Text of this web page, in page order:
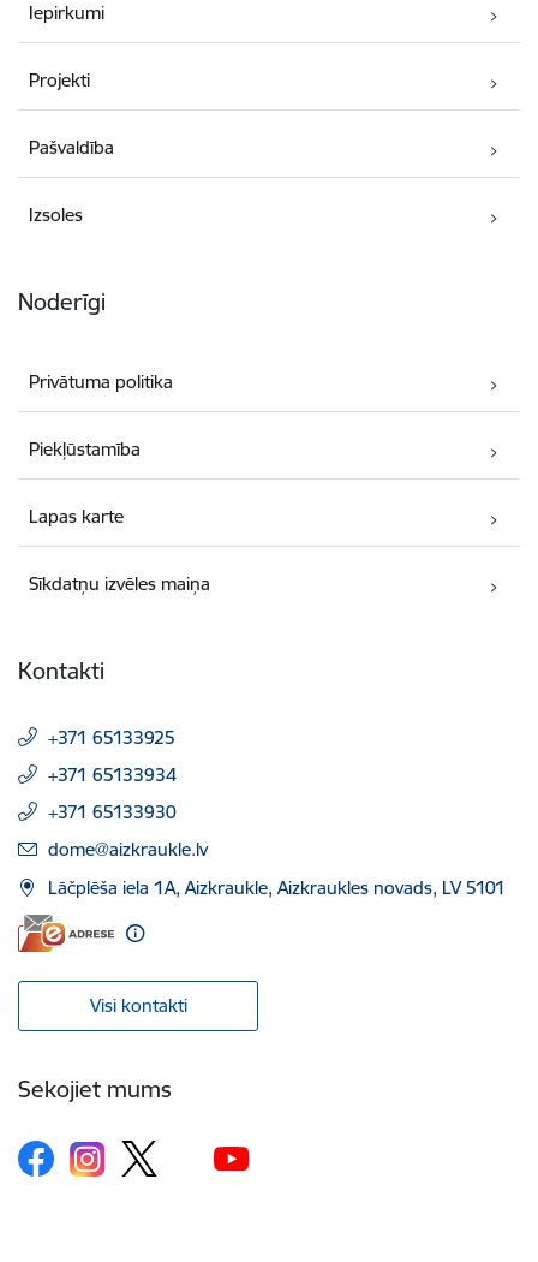
Iepirkumi
Projekti
Pašvaldība
Izsoles
Noderīgi
Privātuma politika
Piekļūstamība
Lapas karte
Sīkdatņu izvēles maiņa
Kontakti
+371 65133925
+371 65133934
+371 65133930
E-pasts:
dome@aizkraukle.lv
Lāčplēša iela 1A, Aizkraukle, Aizkraukles novads, LV 5101
Visi kontakti
Sekojiet mums